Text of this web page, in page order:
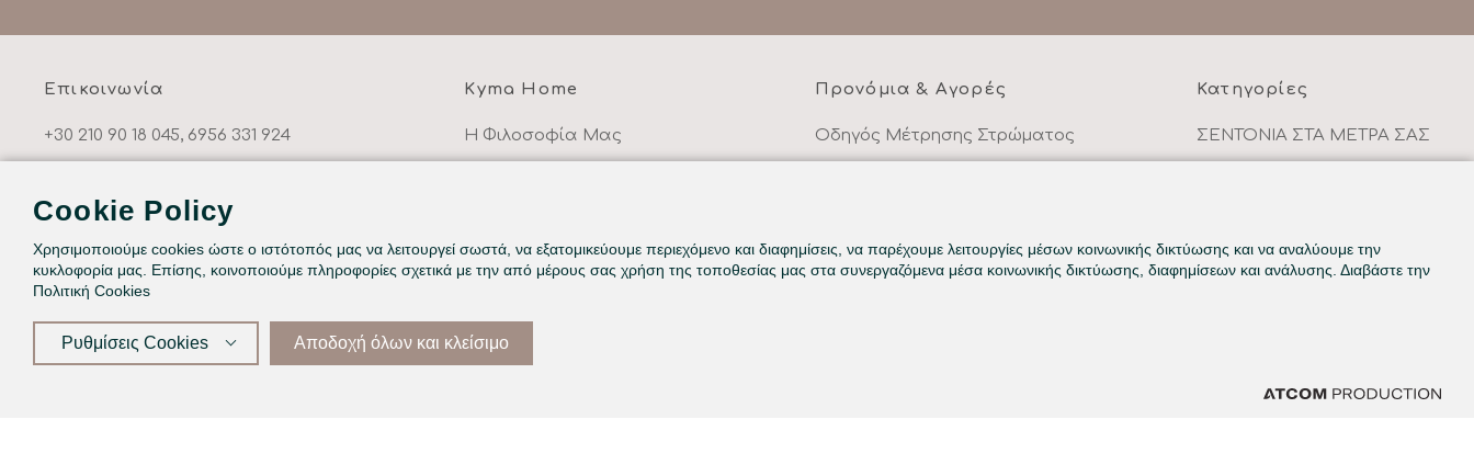
Επικοινωνία
+30 210 90 18 045, 6956 331 924
Αναξάρχου 56, Αθήνα 11631, Ελλάδα
Kyma Home
Η Φιλοσοφία Μας
Όροι Χρήσης
Πολιτική Απορρήτου
Επικοινωνήστε μαζί μας
Προνόμια & Αγορές
Οδηγός Μέτρησης Στρώματος
Τρόποι Αποστολής
Επιστροφές Προϊόντων
Κατηγορίες
ΣΕΝΤΟΝΙΑ ΣΤΑ ΜΕΤΡΑ ΣΑΣ
HOTEL & BNB
ΠΑΙΔΙΚΟ - ΕΦΗΒΙΚΟ
Cookie Policy
Χρησιμοποιούμε cookies ώστε ο ιστότοπός μας να λειτουργεί σωστά, να εξατομικεύουμε περιεχόμενο και διαφημίσεις, να παρέχουμε λειτουργίες μέσων κοινωνικής δικτύωσης και να αναλύουμε την
κυκλοφορία μας. Επίσης, κοινοποιούμε πληροφορίες σχετικά με την από μέρους σας χρήση της τοποθεσίας μας στα συνεργαζόμενα μέσα κοινωνικής δικτύωσης, διαφημίσεων και ανάλυσης. Διαβάστε την
Πολιτική Cookies
Ρυθμίσεις Cookies Αποδοχή όλων και κλείσιμο